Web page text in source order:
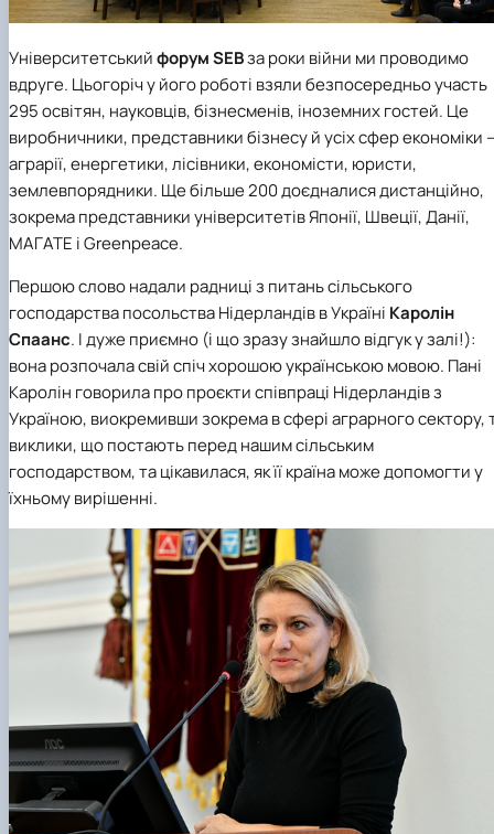
Університетськийфорум SEBза роки війни ми проводимо
вдруге. Цьогоріч у його роботі взяли безпосередньо участь
295 освітян, науковців, бізнесменів, іноземних гостей. Це
виробничники, представники бізнесу й усіх сфер економіки –
аграрії, енергетики, лісівники, економісти, юристи,
землевпорядники. Ще більше 200 доєдналися дистанційно,
зокрема представники університетів Японії, Швеції, Данії,
МАГАТЕ і Greenpeace.
Першою слово надали радниці з питань сільського
господарства посольства Нідерландів в Україні Каролін
Спаанс. І дуже приємно (і що зразу знайшло відгук у залі!):
вона розпочала свій спіч хорошою українською мовою. Пані
Каролін говорила про проєкти співпраці Нідерландів з
Україною, виокремивши зокрема в сфері аграрного сектору,
виклики, що постають перед нашим сільським
господарством, та цікавилася, як її країна може допомогти у
їхньому вирішенні.